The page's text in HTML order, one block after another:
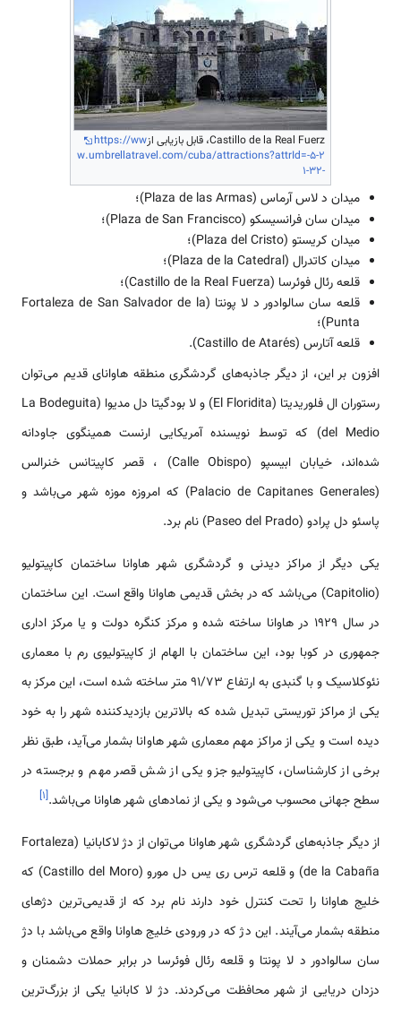
Castillo de la Real Fuerz، قابل بازیابی از
https://ww
w.umbrellatravel.com/cuba/attractions?attrId=-5-2
1-32-
میدان د لاس آرماس (Plaza de las Armas)؛
میدان سان فرانسیسکو (Plaza de San Francisco)؛
میدان کریستو (Plaza del Cristo)؛
میدان کاتدرال (Plaza de la Catedral)؛
قلعه رئال فوئرسا (Castillo de la Real Fuerza)؛
قلعه سان سالوادور د لا پونتا (Fortaleza de San Salvador de la
Punta)؛
قلعه آتارس (Castillo de Atarés).
افزون بر این، از دیگر جاذبه‌های گردشگری منطقه هاوانای قدیم می‌توان
رستوران ال فلوریدیتا (El Floridita) و لا بودگیتا دل مدیوا (La Bodeguita
del Medio) که توسط نویسنده آمریکایی ارنست همینگوی جاودانه
شده‌اند، خیابان ابیسپو (Calle Obispo) ، قصر کاپیتانس خنرالس
(Palacio de Capitanes Generales) که امروزه موزه شهر می‌باشد و
پاسئو دل پرادو (Paseo del Prado) نام برد.
یکی دیگر از مراکز دیدنی و گردشگری شهر هاوانا ساختمان کاپیتولیو
(Capitolio) می‌باشد که در بخش قدیمی هاوانا واقع است. این ساختمان
در سال ۱۹۲۹ در هاوانا ساخته شده و مرکز کنگره دولت و یا مرکز اداری
جمهوری در کوبا بود، این ساختمان با الهام از کاپیتولیوی رم با معماری
نئوکلاسیک و با گنبدی به ارتفاع 91/73 متر ساخته شده است، این مرکز به
یکی از مراکز توریستی تبدیل شده که بالاترین بازدیدکننده شهر را به خود
دیده است و یکی از مراکز مهم معماری شهر هاوانا بشمار می‌آید، طبق نظر
برخی از کارشناسان، کاپیتولیو جزو یکی از شش قصر مهم و برجسته در
سطح جهانی محسوب می‌شود و یکی از نمادهای شهر هاوانا می‌باشد.[۱]
از دیگر جاذبه‌های گردشگری شهر هاوانا می‌توان از دژ لاکابانیا (Fortaleza
de la Cabaña) و قلعه ترس ری یس دل مورو (Castillo del Moro) که
خلیج هاوانا را تحت کنترل خود دارند نام برد که از قدیمی‌ترین دژهای
منطقه بشمار می‌آیند. این دژ که در ورودی خلیج هاوانا واقع می‌باشد با دژ
سان سالوادور د لا پونتا و قلعه رئال فوئرسا در برابر حملات دشمنان و
دزدان دریایی از شهر محافظت می‌کردند. دژ لا کابانیا یکی از بزرگ‌ترین